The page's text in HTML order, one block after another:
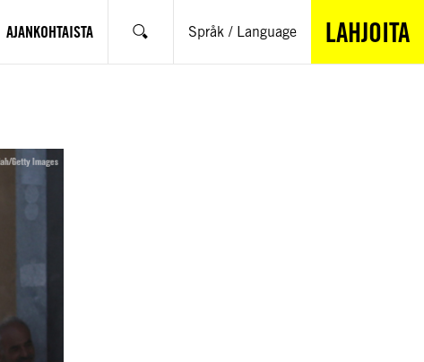
AJANKOHTAISTA Hae Språk / Language LAHJOITA